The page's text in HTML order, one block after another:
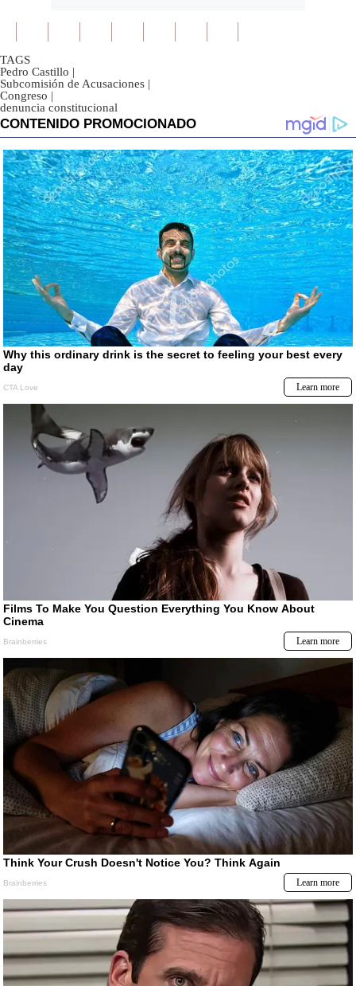
TAGS
Pedro Castillo |
Subcomisión de Acusaciones |
Congreso |
denuncia constitucional